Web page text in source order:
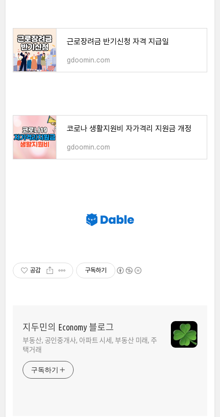
근로장려금 반기신청 자격 지급일
gdoomin.com
코로나 생활지원비 자가격리 지원금 개정
gdoomin.com
공감 구독하기
지두민의 Economy 블로그
부동산, 공인중개사, 아파트 시세, 부동산 미래, 주
택거래
구독하기